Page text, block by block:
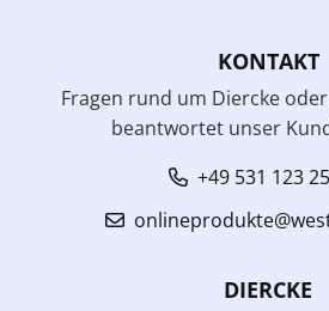
KONTAKT
Fragen rund um Diercke
beantwortet unser
+49 531 123
DIERCKE